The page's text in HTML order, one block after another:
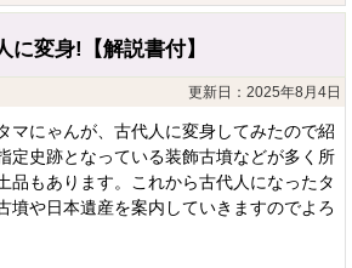
に変身!【解説書付】
更新日：2025年8月4日
にゃんが、古代人に変身してみたので紹
定史跡となっている装飾古墳などが多く所
品もあります。これから古代人になったタ
墳や日本遺産を案内していきますのでよろ